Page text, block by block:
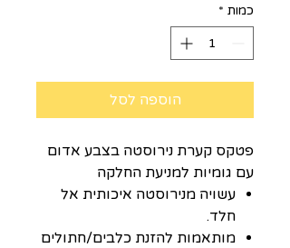
כמות *
הוספה לסל
פטקס קערת נירוסטה בצבע אדום
עם גומיות למניעת החלקה
עשויה מנירוסטה איכותית אל
חלד.
מותאמות להזנת כלבים/חתולים